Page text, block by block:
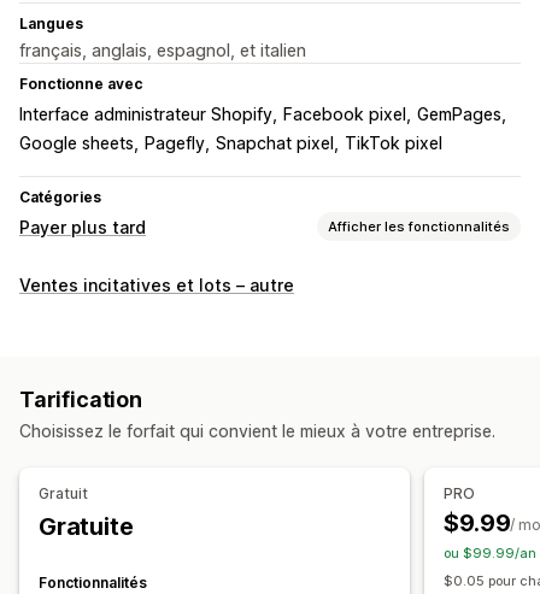
Langues
français, anglais, espagnol, et italien
Fonctionne avec
Interface administrateur Shopify Facebook pixel
GemPages
Google sheets
Pagefly Snapchat pixel TikTok pixel
Catégories
Payer plus tard Afficher les fonctionnalités
Gestion des paiements à la livraison
Exportation de commande
Éditeur avec fonction de glisser-déposer
Champs personnalisés
Mises en page personnalisées
Messages personnalisés
Formulaires intégrés
Ventes incitatives et lots – autre
Tarification
Choisissez le forfait qui convient le mieux à votre entreprise.
Gratuit
Gratuite
Fonctionnalités
PRO
$9.99/
ou $99.99/an
$0.05 pour